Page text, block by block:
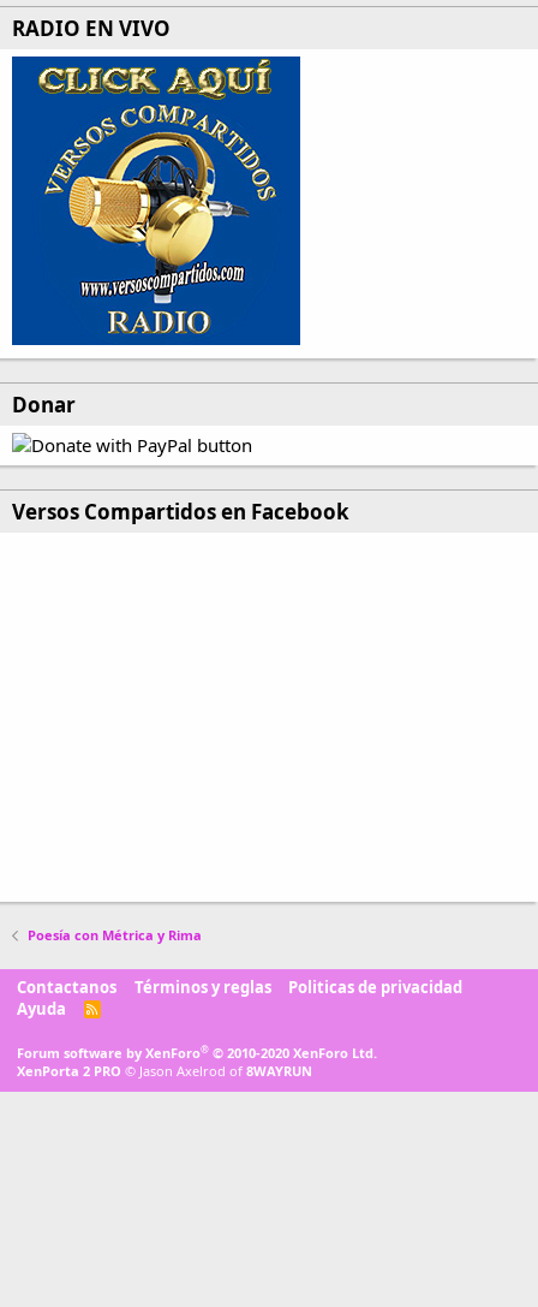
RADIO EN VIVO
Donar
Versos Compartidos en Facebook
Poesía con Métrica y Rima
Contactanos Términos y reglas
Politicas de privacidad
Ayuda
R
Forum software by XenForo® © 2010-2020 XenForo Ltd.
XenPorta 2 PRO © Jason Axelrod of 8WAYRUN